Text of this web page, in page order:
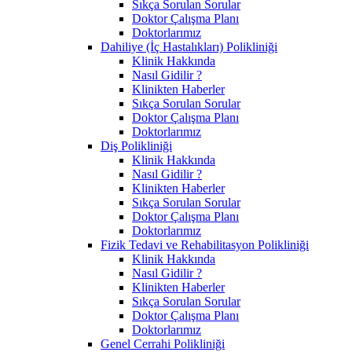
Sıkça Sorulan Sorular
Doktor Çalışma Planı
Doktorlarımız
Dahiliye (İç Hastalıkları) Polikliniği
Klinik Hakkında
Nasıl Gidilir ?
Klinikten Haberler
Sıkça Sorulan Sorular
Doktor Çalışma Planı
Doktorlarımız
Diş Polikliniği
Klinik Hakkında
Nasıl Gidilir ?
Klinikten Haberler
Sıkça Sorulan Sorular
Doktor Çalışma Planı
Doktorlarımız
Fizik Tedavi ve Rehabilitasyon Polikliniği
Klinik Hakkında
Nasıl Gidilir ?
Klinikten Haberler
Sıkça Sorulan Sorular
Doktor Çalışma Planı
Doktorlarımız
Genel Cerrahi Polikliniği